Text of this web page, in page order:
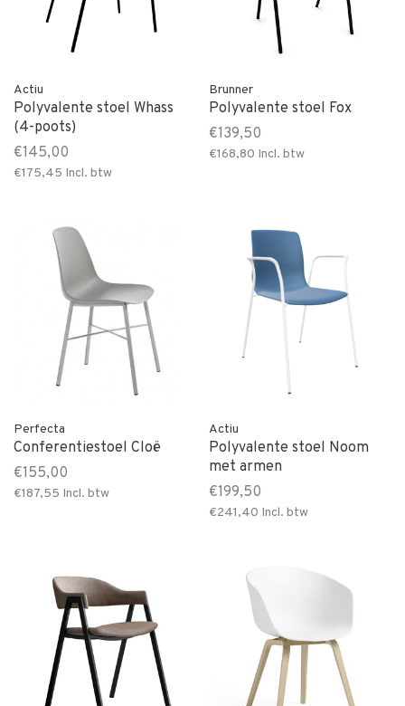
Actiu
Polyvalente stoel Whass
(4-poots)
€145,00
€175,45 Incl. btw
Brunner
Polyvalente stoel Fox
€139,50
€168,80 Incl. btw
Perfecta
Conferentiestoel Cloë
€155,00
€187,55 Incl. btw
Actiu
Polyvalente stoel Noom
met armen
€199,50
€241,40 Incl. btw